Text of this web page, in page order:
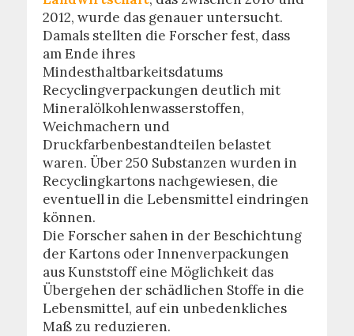
2012, wurde das genauer untersucht.
Damals stellten die Forscher fest, dass
am Ende ihres
Mindesthaltbarkeitsdatums
Recyclingverpackungen deutlich mit
Mineralölkohlenwasserstoffen,
Weichmachern und
Druckfarbenbestandteilen belastet
waren. Über 250 Substanzen wurden in
Recyclingkartons nachgewiesen, die
eventuell in die Lebensmittel eindringen
können.
Die Forscher sahen in der Beschichtung
der Kartons oder Innenverpackungen
aus Kunststoff eine Möglichkeit das
Übergehen der schädlichen Stoffe in die
Lebensmittel, auf ein unbedenkliches
Maß zu reduzieren.